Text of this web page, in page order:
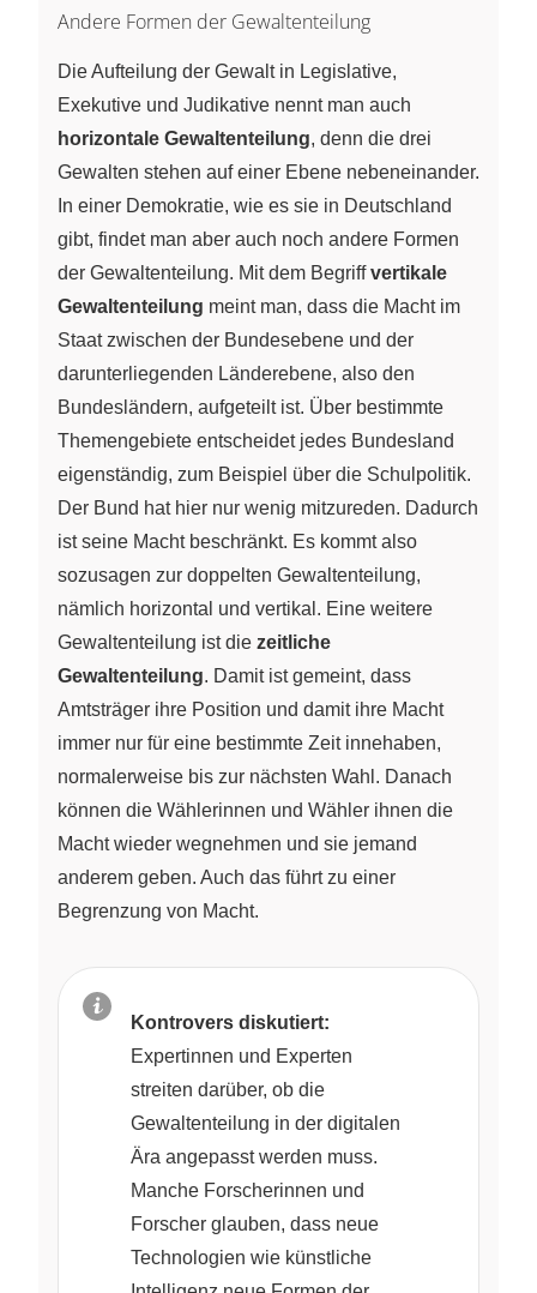
Andere Formen der Gewaltenteilung
Die Aufteilung der Gewalt in Legislative,
Exekutive und Judikative nennt man auch
horizontale Gewaltenteilung, denn die drei
Gewalten stehen auf einer Ebene nebeneinander.
In einer Demokratie, wie es sie in Deutschland
gibt, findet man aber auch noch andere Formen
der Gewaltenteilung. Mit dem Begriffvertikale
Gewaltenteilung meint man, dass die Macht im
Staat zwischen der Bundesebene und der
darunterliegenden Länderebene, also den
Bundesländern, aufgeteilt ist. Über bestimmte
Themengebiete entscheidet jedes Bundesland
eigenständig, zum Beispiel über die Schulpolitik.
Der Bund hat hier nur wenig mitzureden. Dadurch
ist seine Macht beschränkt. Es kommt also
sozusagen zur doppelten Gewaltenteilung,
nämlich horizontal und vertikal. Eine weitere
Gewaltenteilung ist die zeitliche
Gewaltenteilung. Damit ist gemeint, dass
Amtsträger ihre Position und damit ihre Macht
immer nur für eine bestimmte Zeit innehaben,
normalerweise bis zur nächsten Wahl. Danach
können die Wählerinnen und Wähler ihnen die
Macht wieder wegnehmen und sie jemand
anderem geben. Auch das führt zu einer
Begrenzung von Macht.
Kontrovers diskutiert:
Expertinnen und Experten
streiten darüber, ob die
Gewaltenteilung in der digitalen
Ära angepasst werden muss.
Manche Forscherinnen und
Forscher glauben, dass neue
Technologien wie künstliche